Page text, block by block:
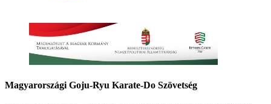
Magyarországi Goju-Ryu Karate-Do Szövetség